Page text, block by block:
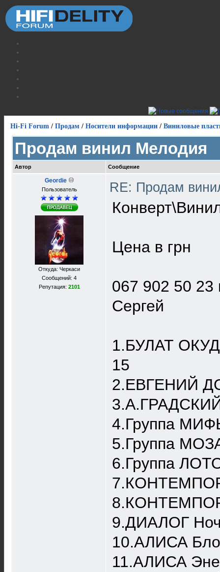
Hi-Fi Forum / Продам / Носители информации / Виниловые
Продам винил Мелодия
Автор Сообщение
Geordie
Пользователь
Откуда: Черкаси
Сообщений: 4
Репутация: 2101
RE: Продам
Цена в грн
067 902 50 23
Сергей
1.БУЛАТ
15
2.ЕВГЕНИЙ
3.А.ГРАДСКИЙ
4.Группа
5.Группа
6.Группа
9.ДИАЛОГ
10.АЛИСА
11.АЛИСА